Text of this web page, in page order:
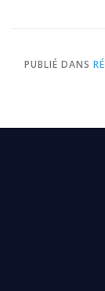
PUBLIÉ DANS